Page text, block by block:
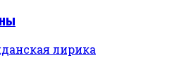
лирика